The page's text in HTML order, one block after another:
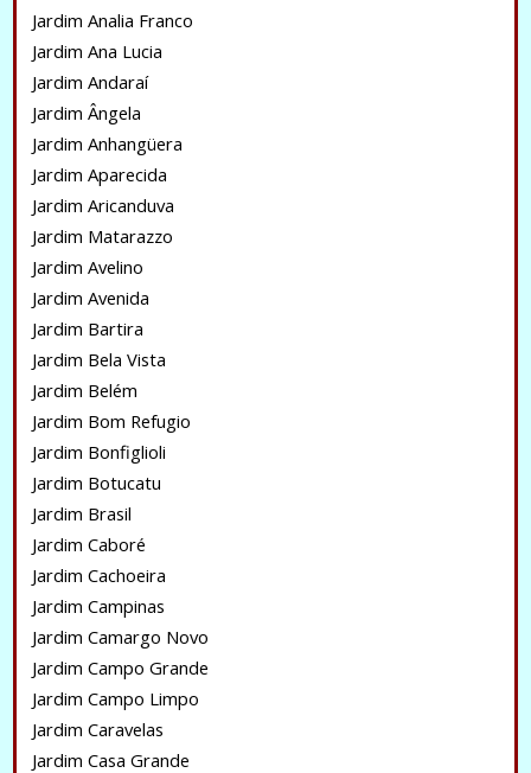
Jardim Analia Franco
Jardim Ana Lucia
Jardim Andaraí
Jardim Ângela
Jardim Anhangüera
Jardim Aparecida
Jardim Aricanduva
Jardim Matarazzo
Jardim Avelino
Jardim Avenida
Jardim Bartira
Jardim Bela Vista
Jardim Belém
Jardim Bom Refugio
Jardim Bonfiglioli
Jardim Botucatu
Jardim Brasil
Jardim Caboré
Jardim Cachoeira
Jardim Campinas
Jardim Camargo Novo
Jardim Campo Grande
Jardim Campo Limpo
Jardim Caravelas
Jardim Casa Grande